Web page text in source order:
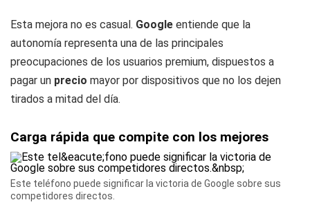
Esta mejora no es casual. Google entiende que la
autonomía representa una de las principales
preocupaciones de los usuarios premium, dispuestos a
pagar un precio mayor por dispositivos que no los dejen
tirados a mitad del día.
Carga rápida que compite con los mejores
Este teléfono puede significar la victoria de Google sobre sus
competidores directos.